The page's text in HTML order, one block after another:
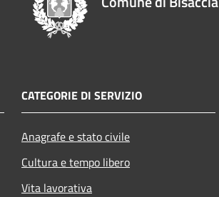
CATEGORIE DI SERVIZIO
Anagrafe e stato civile
Cultura e tempo libero
Vita lavorativa